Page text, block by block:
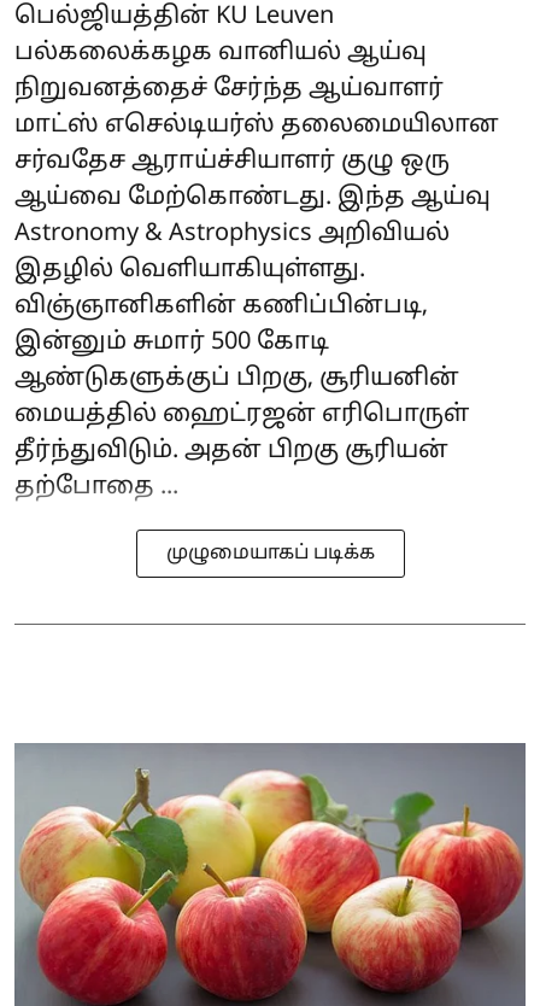
பெல்ஜியத்தின் KU Leuven
பல்கலைக்கழக வானியல் ஆய்வு
நிறுவனத்தைச் சேர்ந்த ஆய்வாளர்
மாட்ஸ் எசெல்டியர்ஸ் தலைமையிலான
சர்வதேச ஆராய்ச்சியாளர் குழு ஒரு
ஆய்வை மேற்கொண்டது. இந்த ஆய்வு
Astronomy & Astrophysics அறிவியல்
இதழில் வெளியாகியுள்ளது.
விஞ்ஞானிகளின் கணிப்பின்படி,
இன்னும் சுமார் 500 கோடி
ஆண்டுகளுக்குப் பிறகு, சூரியனின்
மையத்தில் ஹைட்ரஜன் எரிபொருள்
தீர்ந்துவிடும். அதன் பிறகு சூரியன்
தற்போதை ...
முழுமையாகப் படிக்க